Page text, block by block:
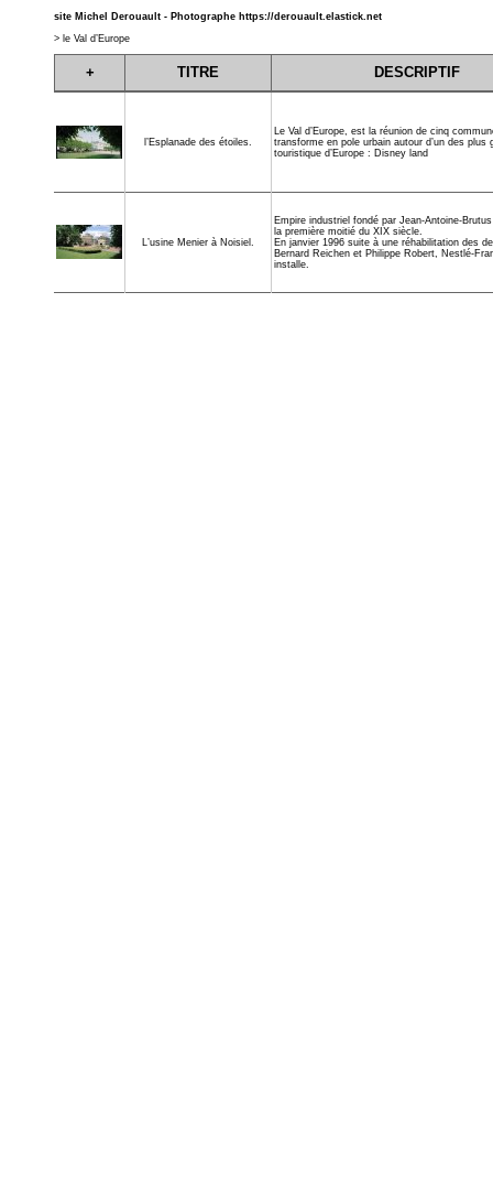
site Michel Derouault - Photographe https://derouault.elastick.net
> le Val d’Europe
+ TITRE DESCRIPTIF
l’Esplanade des étoiles.
Le Val d’Europe, est la réunion de cinq
transforme en pole urbain autour d’un des plus
touristique d’Europe : Disney land
L’usine Menier à Noisiel.
Empire industriel fondé par Jean-Antoine-
la première moitié du XIX siècle.
En janvier 1996 suite à une réhabilitation des
Bernard Reichen et Philippe Robert, Nestlé-
installe.